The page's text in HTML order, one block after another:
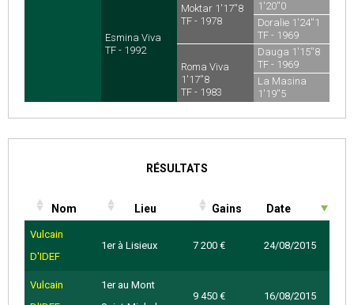
Esmina Viva
TF - 1992
Moktar 1'17''8
TF - 1978
Roma Viva
1'17''8
TF - 1983
1'20''0
TF - 1968
Doralie 1'24''1
TF - 1969
Dauga 1'15''8
TF - 1969
La Masina
1'19''5
TF - 1977
RÉSULTATS
Nom Lieu Gains Date
Vulcain
D'IDEF
1er à Lisieux 7 200 € 24/08/2015
Vulcain
1er au Mont
9 450 € 16/08/2015